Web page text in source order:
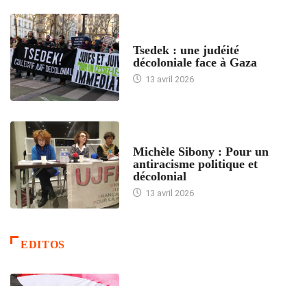
Tsedek : une judéité
décoloniale face à Gaza
13 avril 2026
Michèle Sibony : Pour un
antiracisme politique et
décolonial
13 avril 2026
EDITOS